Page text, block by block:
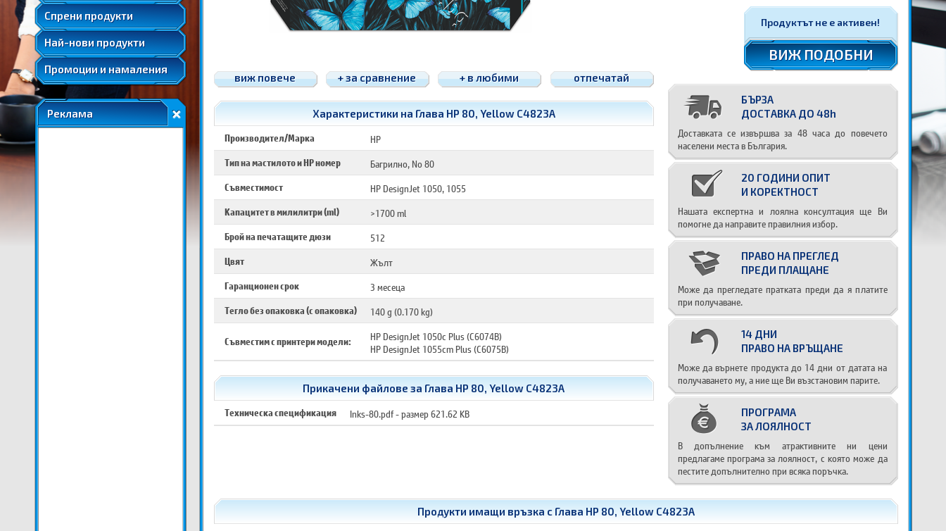
Спрени продукти
Удължени и допълнителни гаранции
Най-нови продукти
Промоции и намаления
Реклама
Продуктът не е активен!
ВИЖ ПОДОБНИ
БЪРЗА
ДОСТАВКА ДО 48h
Доставката се извършва за 48 часа до повечето
населени места в България.
20 ГОДИНИ ОПИТ
И КОРЕКТНОСТ
Нашата експертна и лоялна консултация ще Ви
помогне да направите правилния избор.
ПРАВО НА ПРЕГЛЕД
ПРЕДИ ПЛАЩАНЕ
Може да прегледате пратката преди да я платите
при получаване.
14 ДНИ
ПРАВО НА ВРЪЩАНЕ
Може да върнете продукта до 14 дни от датата на
получаването му, а ние ще Ви възстановим парите.
ПРОГРАМА
ЗА ЛОЯЛНОСТ
В допълнение към атрактивните ни цени
предлагаме програма за лоялност, с която може да
пестите допълнително при всяка поръчка.
виж повече + за сравнение + в любими отпечатай
Характеристики на Глава HP 80, Yellow C4823A
Производител/Марка
HP
Тип на мастилото и HP номер
Багрилно, No 80
Съвместимост
HP DesignJet 1050, 1055
Капацитет в милилитри (ml)
>1700 ml
Брой на печатащите дюзи
512
Цвят
Жълт
Гаранционен срок
3 месеца
Тегло без опаковка (с опаковка)
140 g (0.170 kg)
Съвместим с принтери модели:
HP DesignJet 1050c Plus (C6074B)
HP DesignJet 1055cm Plus (C6075B)
Прикачени файлове за Глава HP 80, Yellow C4823A
Техническа спецификация Inks-80.pdf- размер 621.62 KB
Продукти имащи връзка с Глава HP 80, Yellow C4823A